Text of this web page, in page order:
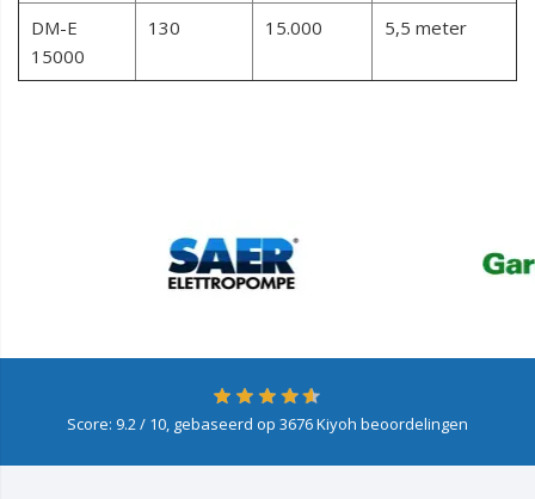
DM-E
15000
130 15.000 5,5 meter
Score: 9.2/ 10, gebaseerd op 3676Kiyoh beoordelingen